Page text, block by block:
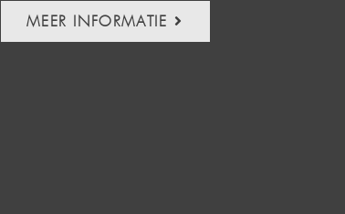
MEER INFORMATIE